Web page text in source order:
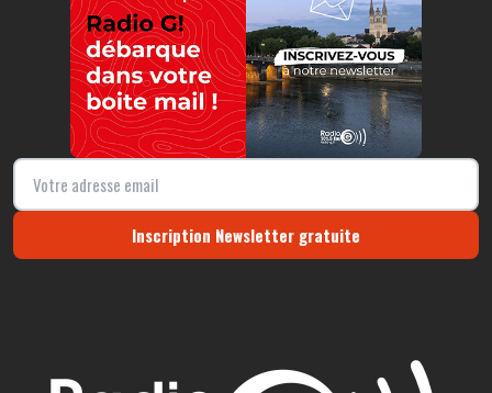
Inscription Newsletter gratuite